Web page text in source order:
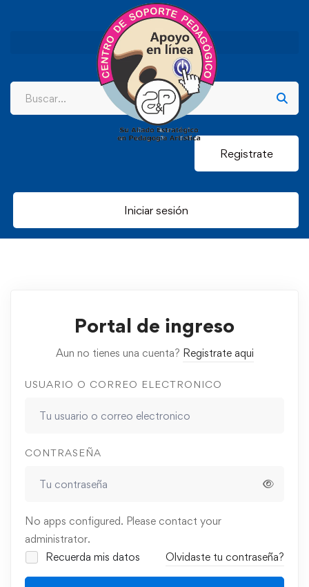
Registrate
Iniciar sesión
Portal de ingreso
Aun no tienes una cuenta? Registrate aqui
USUARIO O CORREO ELECTRONICO
CONTRASEÑA
No apps configured. Please contact your
administrator.
Recuerda mis datos
Olvidaste tu contraseña?